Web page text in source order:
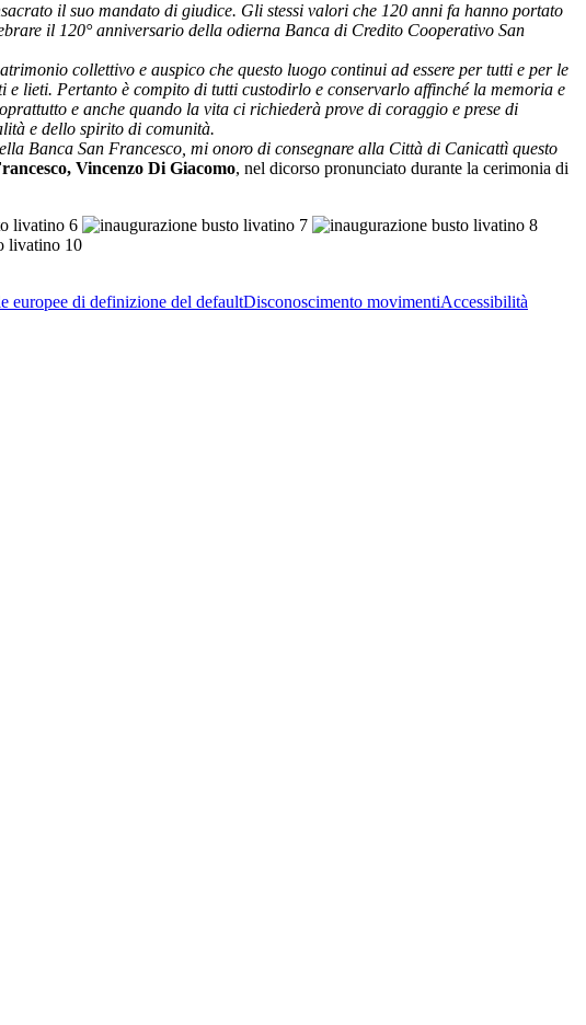
il suo mandato di giudice. Gli stessi valori che 120 anni fa hanno portato
il 120° anniversario della odierna Banca di Credito Cooperativo San
collettivo e auspico che questo luogo continui ad essere per tutti e per le
lieti. Pertanto è compito di tutti custodirlo e conservarlo affinché la memoria e
e anche quando la vita ci richiederà prove di coraggio e prese di
e dello spirito di comunità.
Banca San Francesco, mi onoro di consegnare alla Città di Canicattì questo
Vincenzo Di Giacomo, nel dicorso pronunciato durante la cerimonia di
europee di definizione del defaultDisconoscimento movimentiAccessibilità